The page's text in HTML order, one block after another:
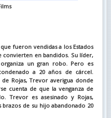
fueron vendidas a los Estados
convierten en bandidos. Su líder,
un gran robo. Pero es
a 20 años de cárcel.
Rojas, Trevor averigua donde
cuenta de que la venganza de
Trevor es asesinado y Rojas,
de su hijo abandonado 20